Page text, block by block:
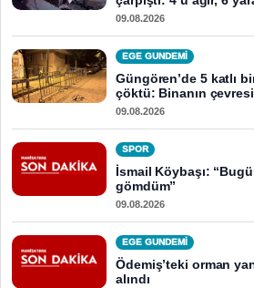
09.08.2026
EGE GUNDEMİ
Güngören’de 5 katlı
çöktü: Binanın
09.08.2026
SPOR
İsmail Köybaşı:
gömdüm”
09.08.2026
EGE GUNDEMİ
Ödemiş’teki orman
alındı